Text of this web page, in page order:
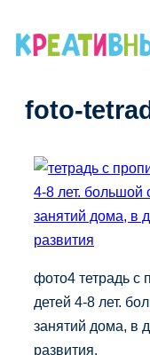
foto-
фото4 тетрадь с
детей 4-8 лет.
занятий дома, в
развития.